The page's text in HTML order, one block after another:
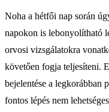
Noha a hétfői nap során
napokon is lebonyolítható
orvosi vizsgálatokra
követően fogja teljesíteni.
bejelentése a legkorábban
fontos lépés nem